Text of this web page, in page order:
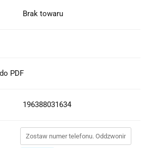
Brak towaru
PDF
196388031634